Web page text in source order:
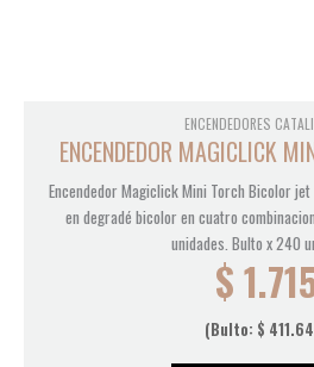
ENCENDEDORES
ENCENDEDOR MAGICLICK
Encendedor Magiclick Mini Torch Bicolor
en degradé bicolor en cuatro
unidades. Bulto x 240
$
(Bulto: $